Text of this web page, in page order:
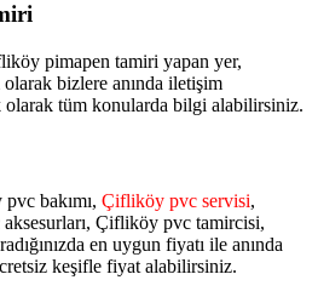
pimapen tamiri yapan yer,
bizlere anında iletişim
tüm konularda bilgi alabilirsiniz.
bakımı, Çifliköy pvc servisi,
Çifliköy pvc tamircisi,
en uygun fiyatı ile anında
keşifle fiyat alabilirsiniz.